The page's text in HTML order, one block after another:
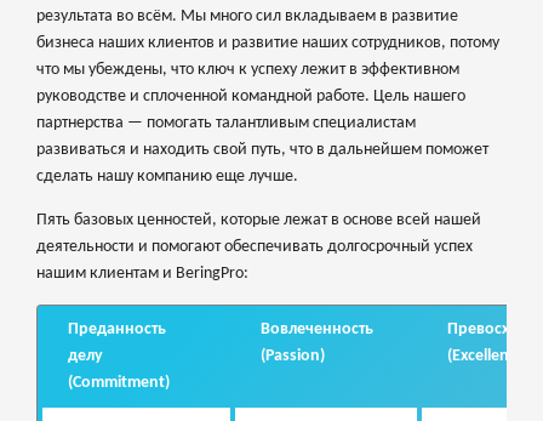
результата во всём. Мы много сил вкладываем в развитие
бизнеса наших клиентов и развитие наших сотрудников, потому
что мы убеждены, что ключ к успеху лежит в эффективном
руководстве и сплоченной командной работе. Цель нашего
партнерства — помогать талантливым специалистам
развиваться и находить свой путь, что в дальнейшем поможет
сделать нашу компанию еще лучше.
Пять базовых ценностей, которые лежат в основе всей нашей
деятельности и помогают обеспечивать долгосрочный успех
нашим клиентам и BeringPro:
Преданность
делу
(Commitment)
Вовлеченность
(Passion)
(Excellence)